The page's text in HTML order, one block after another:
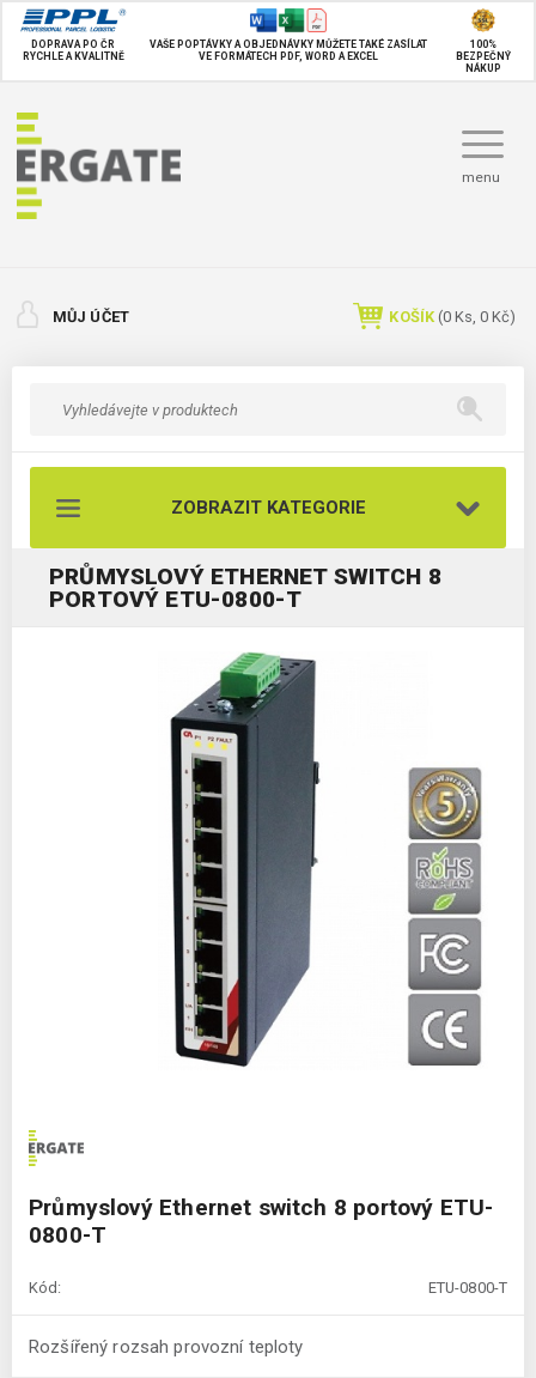
DOPRAVA PO ČR
RYCHLE A KVALITNĚ
VAŠE POPTÁVKY A OBJEDNÁVKY MŮŽETE TAKÉ ZASÍLAT
VE FORMÁTECH PDF, WORD A EXCEL
100%
BEZPEČNÝ
NÁKUP
menu
MŮJ ÚČET KOŠÍK (0 Ks, 0 Kč)
ZOBRAZIT KATEGORIE
PRŮMYSLOVÝ ETHERNET SWITCH 8
PORTOVÝ ETU-0800-T
Průmyslový Ethernet switch 8 portový ETU-
0800-T
Kód: ETU-0800-T
Rozšířený rozsah provozní teploty